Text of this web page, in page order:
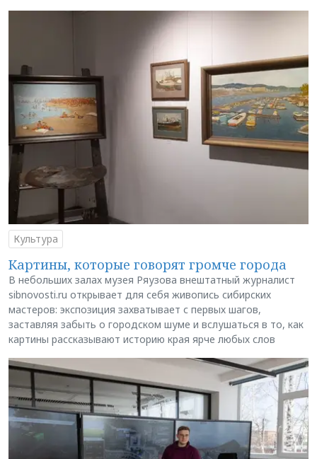
Культура
Картины, которые говорят громче города
В небольших залах музея Ряузова внештатный журналист
sibnovosti.ru открывает для себя живопись сибирских
мастеров: экспозиция захватывает с первых шагов,
заставляя забыть о городском шуме и вслушаться в то, как
картины рассказывают историю края ярче любых слов